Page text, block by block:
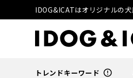
IDOG&ICATはオリジナルの
トレンドキーワード error_outline